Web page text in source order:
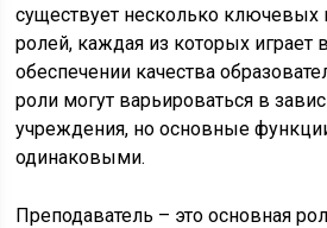
существует несколько
ролей, каждая из которых
обеспечении качества
роли могут варьироваться в
учреждения, но основные
одинаковыми.
Преподаватель – это основная